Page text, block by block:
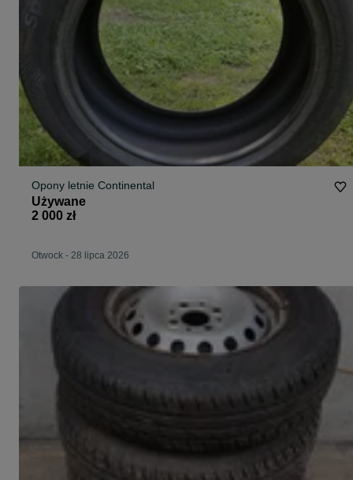
Opony letnie Continental
Używane
2 000 zł
Otwock - 28 lipca 2026